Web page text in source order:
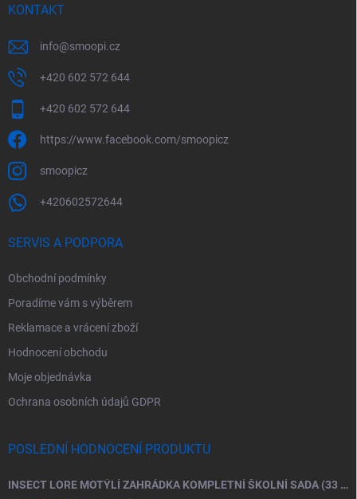
KONTAKT
info@smoopi.cz
+420 602 572 644
+420 602 572 644
https://www.facebook.com/smoopicz
smoopicz
+420602572644
SERVIS A PODPORA
Obchodní podmínky
Poradíme vám s výběrem
Reklamace a vrácení zboží
Hodnocení obchodu
Moje objednávka
Ochrana osobních údajů GDPR
POSLEDNÍ HODNOCENÍ PRODUKTU
INSECT LORE MOTÝLÍ ZAHRÁDKA KOMPLETNÍ ŠKOLNÍ SADA (33 HOUSENEK)